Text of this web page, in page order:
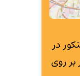
در
روی